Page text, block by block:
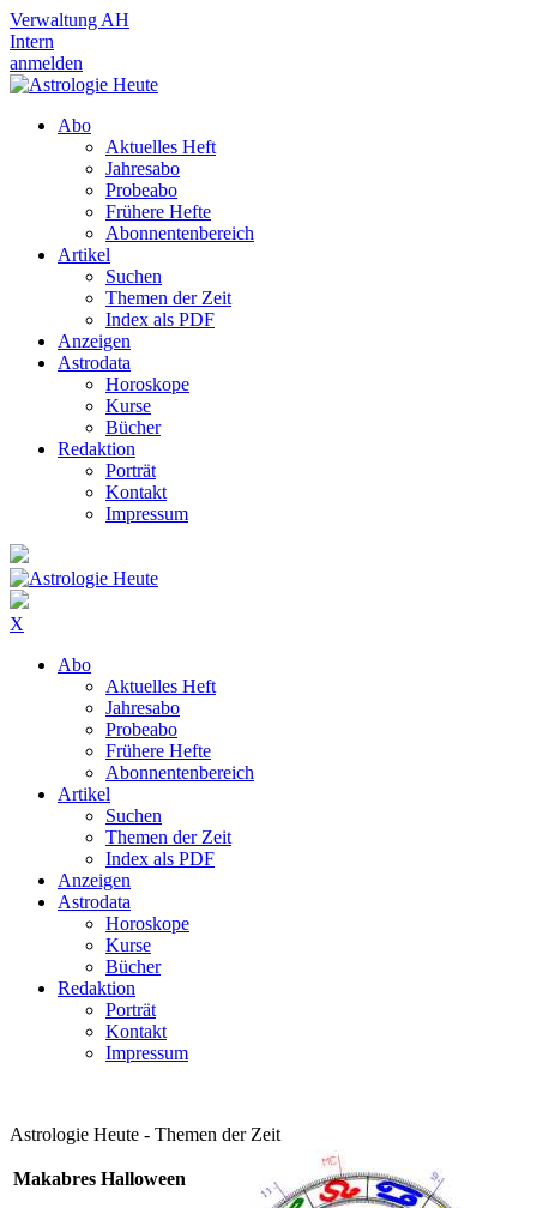
Verwaltung AH
Intern
anmelden
Abo
Aktuelles Heft
Jahresabo
Probeabo
Frühere Hefte
Abonnentenbereich
Artikel
Suchen
Themen der Zeit
Index als PDF
Anzeigen
Astrodata
Horoskope
Kurse
Bücher
Redaktion
Porträt
Kontakt
Impressum
X
Abo
Aktuelles Heft
Jahresabo
Probeabo
Frühere Hefte
Abonnentenbereich
Artikel
Suchen
Themen der Zeit
Index als PDF
Anzeigen
Astrodata
Horoskope
Kurse
Bücher
Redaktion
Porträt
Kontakt
Impressum
Astrologie Heute - Themen der Zeit
Makabres Halloween